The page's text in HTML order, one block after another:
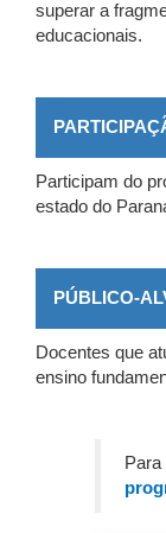
superar a
educacionais.
Participam do
estado do
PÚBLICO-
Docentes que
ensino